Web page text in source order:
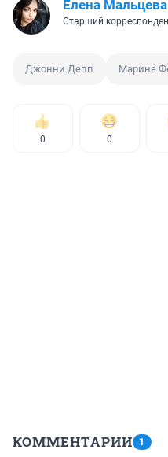
Елена Мальцева
Старший
Джонни Депп Марина
0 0
КОММЕНТАРИИ 1